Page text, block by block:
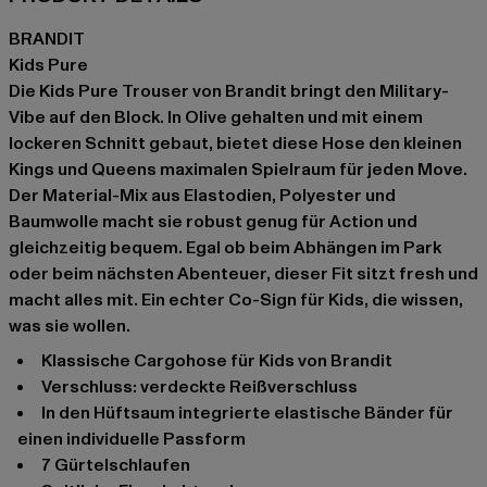
BRANDIT
Kids Pure
Die Kids Pure Trouser von Brandit bringt den Military-
Vibe auf den Block. In Olive gehalten und mit einem
lockeren Schnitt gebaut, bietet diese Hose den kleinen
Kings und Queens maximalen Spielraum für jeden Move.
Der Material-Mix aus Elastodien, Polyester und
Baumwolle macht sie robust genug für Action und
gleichzeitig bequem. Egal ob beim Abhängen im Park
oder beim nächsten Abenteuer, dieser Fit sitzt fresh und
macht alles mit. Ein echter Co-Sign für Kids, die wissen,
was sie wollen.
Klassische Cargohose für Kids von Brandit
Verschluss: verdeckte Reißverschluss
In den Hüftsaum integrierte elastische Bänder für
einen individuelle Passform
7 Gürtelschlaufen